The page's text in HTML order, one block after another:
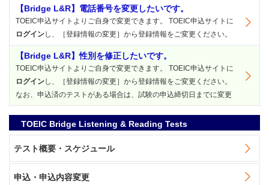
【Bridge L&R】電話番号を変更したいです。
TOEIC申込サイトよりご自身で変更できます。 TOEIC申込サイトに
ログインし、［登録情報の変更］から登録情報をご変更ください。
【Bridge L&R】性別を修正したいです。
TOEIC申込サイトよりご自身で変更できます。 TOEIC申込サイトに
ログインし、［登録情報の変更］から登録情報をご変更ください。
なお、申込済のテストがある場合は、試験の申込締切日までに変更
TOEIC Bridge Listening & Reading Tests
テスト概要・スケジュール
申込・申込内容変更